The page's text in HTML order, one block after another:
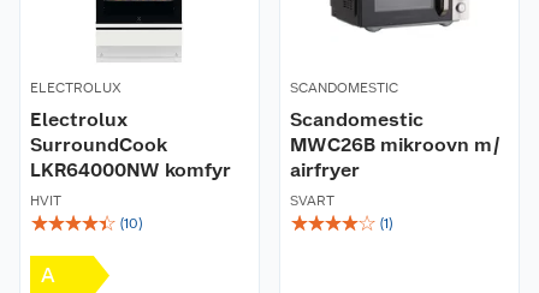
ELECTROLUX
Electrolux
SurroundCook
LKR64000NW komfyr
HVIT
☆☆☆☆☆ (10)
A
SCANDOMESTIC
Scandomestic
MWC26B mikroovn m/
airfryer
SVART
☆☆☆☆☆ (1)
Våre butikker
Våre merkevarer
Coop kjeder
Kontakt oss
Reklamasjon og garanti
Ofte stilte spørsmål
Betalingsalternativer